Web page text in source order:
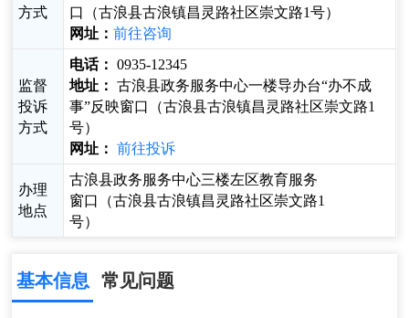
方式
口（古浪县古浪镇昌灵路社区崇文路1号）
网址：前往咨询
监督
投诉
方式
电话： 0935-12345
地址： 古浪县政务服务中心一楼导办台“办不成
事”反映窗口（古浪县古浪镇昌灵路社区崇文路1
号）
网址：
前往投诉
办理
地点
古浪县政务服务中心三楼左区教育服务
窗口（古浪县古浪镇昌灵路社区崇文路1
号）
基本信息 常见问题